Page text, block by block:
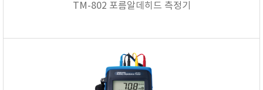
TM-802 포름알데히드 측정기